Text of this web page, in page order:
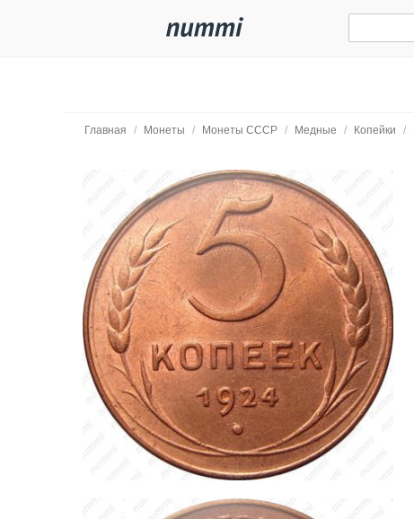
Главная / Монеты / Монеты СССР / Медные / Копейки /